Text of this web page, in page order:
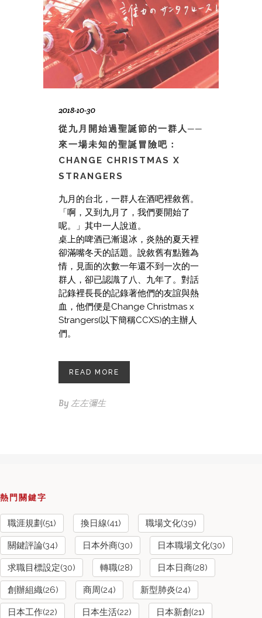
2018-10-30
從九月開始過聖誕節的一群人──
來一場未知的聖誕冒險吧：
CHANGE CHRISTMAS X
STRANGERS
九月的台北，一群人在酒吧裡敘舊。
「啊，又到九月了，我們要開始了
呢。」其中一人說道。
桌上的啤酒已漸退冰，炎熱的夏天裡
卻滿嘴冬天的話題。說敘舊有點難為
情，見面的次數一年還不到一次的一
群人，卻已認識了八、九年了。對話
記錄裡長長的記錄著他們的友誼與熱
血，他們便是Change Christmas x
Strangers(以下簡稱CCXS)的主辦人
們。
READ MORE
By 左左彌生
熱門關鍵字
職涯規劃(51) 換日線(41) 職場文化(39)
關鍵評論(34) 日本外商(30) 日本職場文化(30)
求職目標設定(30) 轉職(28) 日本日商(28)
創辦組織(26) 商周(24) 新型肺炎(24)
日本工作(22) 日本生活(22) 日本新創(21)